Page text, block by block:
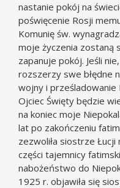
nastanie pokój na
poświęcenie Rosji
Komunię św.
moje życzenia zostaną
zapanuje pokój. Jeśli
rozszerzy swe błędne
wojny i prześladowanie
Ojciec Święty będzie
na koniec moje
lat po zakończeniu
zezwoliła siostrze
części tajemnicy
nabożeństwo do
1925 r. objawiła się